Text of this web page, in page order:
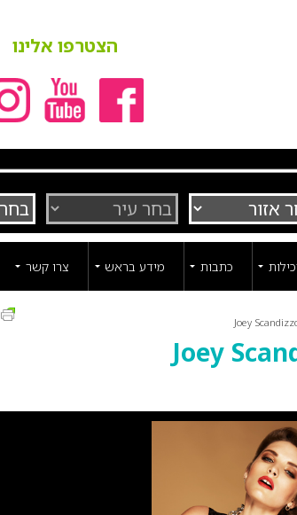
הצטרפו אלינו
כתבות מידע בראש צרו קשר